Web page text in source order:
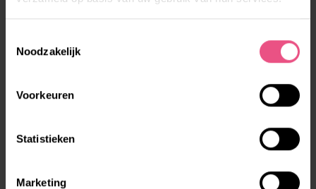
Noodzakelijk
Voorkeuren
Statistieken
Marketing